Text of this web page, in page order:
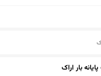
بار اراک